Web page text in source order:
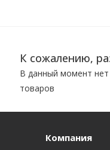
К сожалению,
В данный момент нет
товаров
Компания